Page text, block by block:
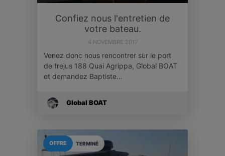
Confiez nous l'entretien de
votre bateau.
4 NOVEMBRE 2017
Venez donc nous rencontrer sur le port
de frejus 188 Quai Agrippa, Global BOAT
et demandez Baptiste…
Global BOAT
TERMINÉ
OFFRE